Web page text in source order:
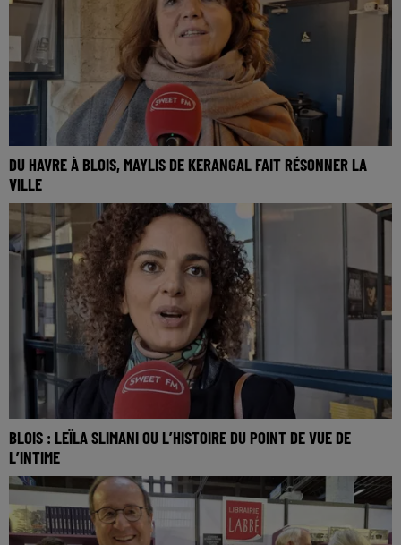
DU HAVRE À BLOIS, MAYLIS DE KERANGAL FAIT RÉSONNER LA
VILLE
BLOIS : LEÏLA SLIMANI OU L’HISTOIRE DU POINT DE VUE DE
L’INTIME